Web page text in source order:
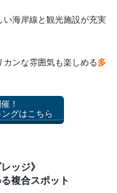
い海岸線と観光施設が充実
ンな雰囲気も楽しめる多
！
グはこちら
ッジ》
複合スポット